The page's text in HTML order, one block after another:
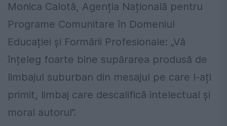
Monica Calotă, Agenția Națională pentru
Programe Comunitare în Domeniul
Educației și Formării Profesionale: „Vă
înțeleg foarte bine supărarea produsă de
limbajul suburban din mesajul pe care l-ați
primit, limbaj care descalifică intelectual și
moral autorul”.